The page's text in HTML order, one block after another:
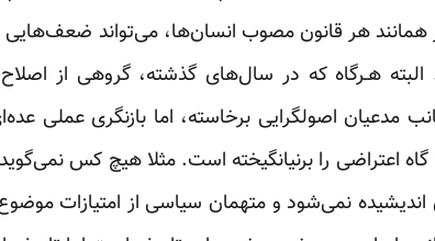
همانند هر قانون مصوب انسان‌ها، می‌تواند
هـرگاه که در سال‌های گذشته، گروهی از اصلاح
مدعیان اصولگرایی برخاسته، اما بازنگری عملی
اعتراضی را برنیانگیخته است. مثلا هیچ کس
تدبیری اندیشیده نمی‌شود و متهمان سیاسی از